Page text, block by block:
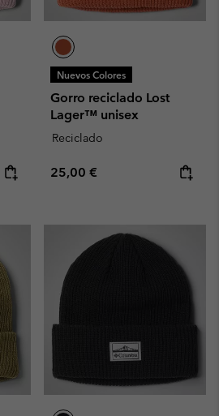
Nuevos Colores
Gorro reciclado Lost
Lager™ unisex
Reciclado
Regular price:
25,00 €